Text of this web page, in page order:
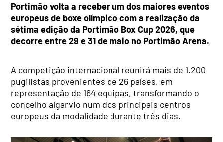
Portimão volta a receber um dos maiores eventos
europeus de boxe olímpico com a realização da
sétima edição da Portimão Box Cup 2026, que
decorre entre 29 e 31 de maio no Portimão Arena.
A competição internacional reunirá mais de 1.200
pugilistas provenientes de 26 países, em
representação de 164 equipas, transformando o
concelho algarvio num dos principais centros
europeus da modalidade durante três dias.